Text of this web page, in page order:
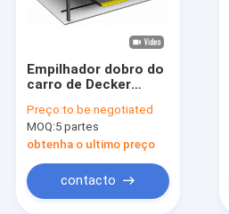
Empilhador dobro do
carro de Decker
Stereoscopic Garage
de 2 camadas
Preço:to be negotiated
MOQ:5 partes
obtenha o ultimo preço
contacto